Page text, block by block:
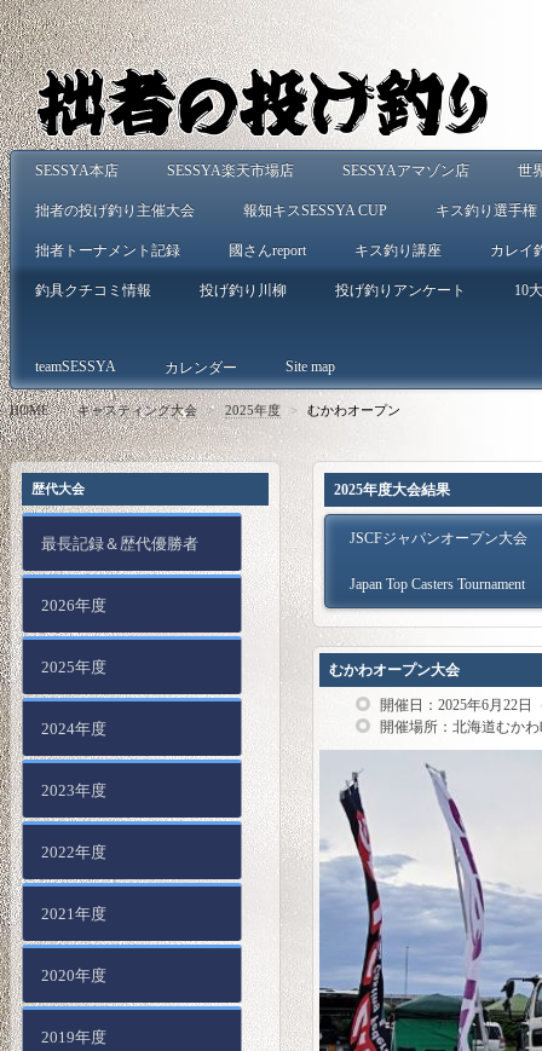
SESSYA本店 SESSYA楽天市場店 SESSYAアマゾン店 世
拙者の投げ釣り主催大会 報知キスSESSYA CUP キス釣り選手権
拙者トーナメント記録 國さんreport キス釣り講座 カレイ
釣具クチコミ情報 投げ釣り川柳 投げ釣りアンケート 10
teamSESSYA カレンダー Site map
HOME > キャスティング大会 > 2025年度 > むかわオープン
2025年度大会結果
JSCFジャパンオープン大会
Japan Top Casters Tournament
むかわオープン大会
開催日：2025年6月22日
開催場所：北海道むか
歴代大会
最長記録＆歴代優勝者
2026年度
2025年度
2024年度
2023年度
2022年度
2021年度
2020年度
2019年度